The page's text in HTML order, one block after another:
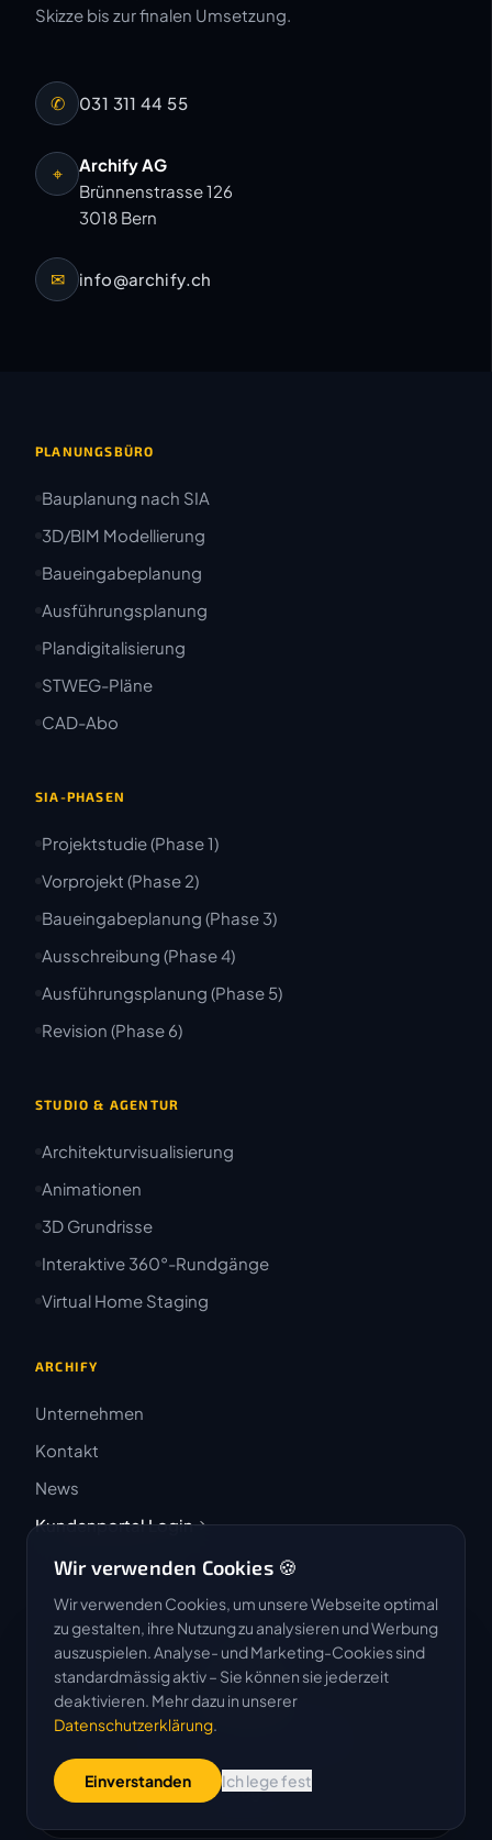
Skizze bis zur finalen Umsetzung.
✆ 031 311 44 55
⌖
Archify AG
Brünnenstrasse 126
3018 Bern
✉ info@archify.ch
PLANUNGSBÜRO
Bauplanung nach SIA
3D/BIM Modellierung
Baueingabeplanung
Ausführungsplanung
Plandigitalisierung
STWEG-Pläne
CAD-Abo
SIA-PHASEN
Projektstudie (Phase 1)
Vorprojekt (Phase 2)
Baueingabeplanung (Phase 3)
Ausschreibung (Phase 4)
Ausführungsplanung (Phase 5)
Revision (Phase 6)
STUDIO & AGENTUR
Architekturvisualisierung
Animationen
3D Grundrisse
Interaktive 360°-Rundgänge
Virtual Home Staging
ARCHIFY
Unternehmen
Kontakt
News
Kundenportal Login
4.9 / 5
★★★★★
Basierend auf 50 Bewertungen
Google
Wir verwenden Cookies 🍪
Wir verwenden Cookies, um unsere Webseite optimal
zu gestalten, ihre Nutzung zu analysieren und Werbung
auszuspielen. Analyse- und Marketing-Cookies sind
standardmässig aktiv – Sie können sie jederzeit
deaktivieren. Mehr dazu in unserer
Datenschutzerklärung.
Einverstanden Ich lege fest